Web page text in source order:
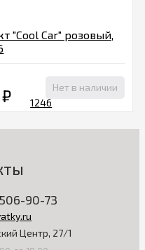
"Cool Car" розовый,
₽ Нет в наличии
90-73
Центр, 27/1